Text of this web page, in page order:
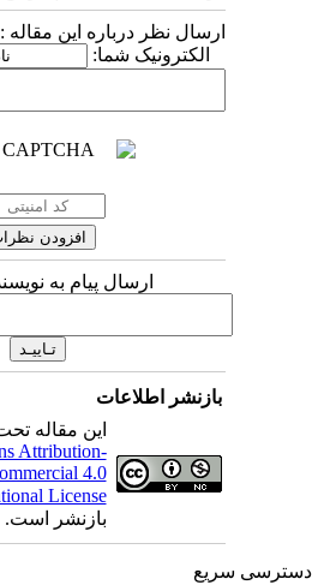
ارسال نظر درباره این مقاله
الکترونیک شما:
ارسال پیام به
بازنشر اطلاعات
این مقاله
Attribution-
4.0
License
بازنشر است.
سریع